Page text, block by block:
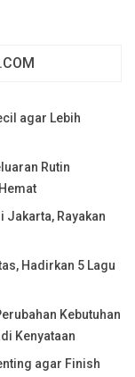
agar Lebih
Rutin
Jakarta, Rayakan
Hadirkan 5 Lagu
Kebutuhan
Kenyataan
agar Finish